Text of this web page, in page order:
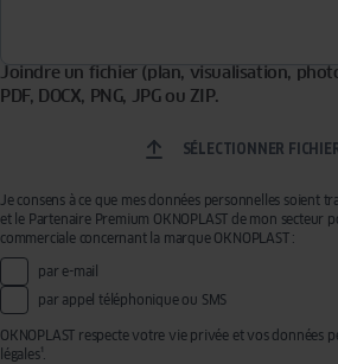
Joindre un fichier (plan, visualisation,
PDF, DOCX, PNG, JPG ou ZIP.
SÉLECTIONNER
Je consens à ce que mes données personnelles soient
et le Partenaire Premium OKNOPLAST de mon secteur
commerciale concernant la marque OKNOPLAST :
par e-mail
par appel téléphonique ou SMS
OKNOPLAST respecte votre vie privée et vos données
légales¹.